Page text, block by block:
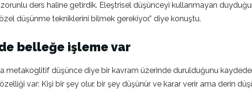
ders haline getirdik. Eleştrisel düşünceyi kullanmayan
düşünme tekniklerini bilmek gerekiyor.” diye konuştu.
belleğe işleme var
metakoglitif düşünce diye bir kavram üzerinde durulduğunu
var: Kişi bir şey olur, bir şey düşünür ve karar verir ama derin